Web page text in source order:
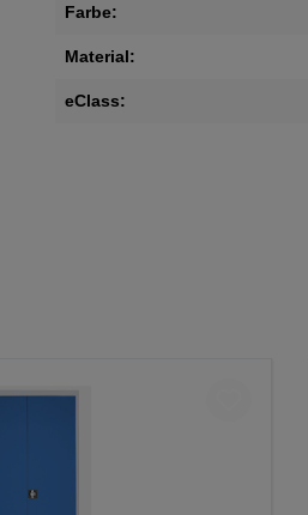
Farbe:
Material:
eClass: